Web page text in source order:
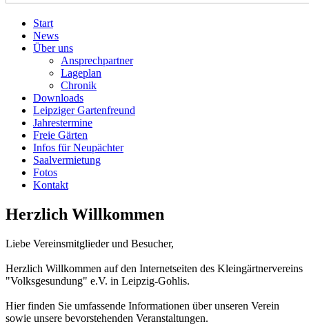
Start
News
Über uns
Ansprechpartner
Lageplan
Chronik
Downloads
Leipziger Gartenfreund
Jahrestermine
Freie Gärten
Infos für Neupächter
Saalvermietung
Fotos
Kontakt
Herzlich Willkommen
Liebe Vereinsmitglieder und Besucher,
Herzlich Willkommen auf den Internetseiten des Kleingärtnervereins
"Volksgesundung" e.V. in Leipzig-Gohlis.
Hier finden Sie umfassende Informationen über unseren Verein
sowie unsere bevorstehenden Veranstaltungen.